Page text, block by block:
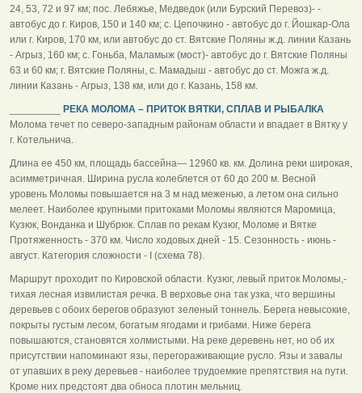
24, 53, 72 и 97 км; пос. Лебяжье, Медведок (или Бурский Перевоз)- -
автобус до г. Киров, 150 и 140 км; с. Цепочкино - автобус до г. Йошкар-Ола
или г. Киров, 170 км, или автобус до ст. Вятские Поляны ж.д. линии Казань
- Агрыз, 160 км; с. Гоньба, Маламыж (мост)- автобус до г. Вятские Поляны
63 и 60 км; г. Вятские Поляны, с. Мамадыш - автобус до ст. Можга ж.д.
линии Казань - Агрыз, 138 км, или до г. Казань, 158 км.
РЕКА МОЛОМА – ПРИТОК ВЯТКИ, СПЛАВ И РЫБАЛКА
Молома течет по северо-западным районам области и впадает в Вятку у
г. Котельнича.
Длина ее 450 км, площадь бассейна— 12960 кв. км. Долина реки широкая,
асимметричная. Ширина русла колеблется от 60 до 200 м. Весной
уровень Моломы повышается на 3 м над меженью, а летом она сильно
мелеет. Наиболее крупными притоками Моломы являются Маромица,
Кузюк, Вонданка и Шубрюк. Сплав по рекам Кузюг, Моломе и Вятке
Протяженность - 370 км. Число ходовых дней - 15. Сезонность - июнь -
август. Категория сложности - I (схема 78).
Маршрут проходит по Кировской области. Кузюг, левый приток Моломы,-
тихая лесная извилистая речка. В верховье она так узка, что вершины
деревьев с обоих берегов образуют зеленый тоннель. Берега невысокие,
покрыты густым лесом, богатым ягодами и грибами. Ниже берега
повышаются, становятся холмистыми. На реке деревень нет, но об их
присутствии напоминают язы, перегораживающие русло. Язы и завалы
от упавших в реку деревьев - наиболее трудоемкие препятствия на пути.
Кроме них предстоят два обноса плотин мельниц.